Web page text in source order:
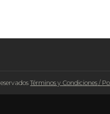
Términos y Condiciones /